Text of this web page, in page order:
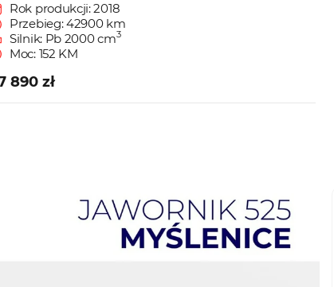
Rok produkcji: 2018
Przebieg: 42900 km
Silnik: Pb 2000 cm3
Moc: 152 KM
890 zł